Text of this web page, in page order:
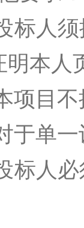
标人
明本人
项目
于单
标人